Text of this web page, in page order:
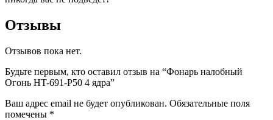
Отзывы
Отзывов пока нет.
Будьте первым, кто оставил отзыв на “Фонарь налобный
Огонь HT-691-P50 4 ядра”
Ваш адрес email не будет опубликован. Обязательные поля
помечены *